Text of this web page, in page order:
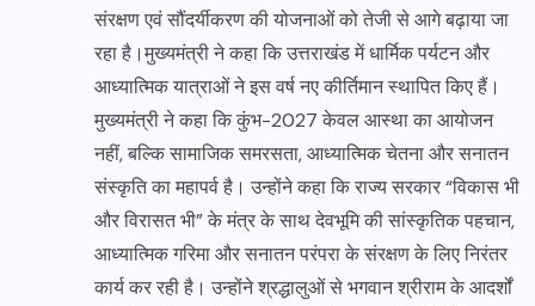
संरक्षण एवं सौंदर्यीकरण की योजनाओं को तेजी से आगे बढ़ाया जा
रहा है।मुख्यमंत्री ने कहा कि उत्तराखंड में धार्मिक पर्यटन और
आध्यात्मिक यात्राओं ने इस वर्ष नए कीर्तिमान स्थापित किए हैं।
मुख्यमंत्री ने कहा कि कुंभ-2027 केवल आस्था का आयोजन
नहीं, बल्कि सामाजिक समरसता, आध्यात्मिक चेतना और सनातन
संस्कृति का महापर्व है। उन्होंने कहा कि राज्य सरकार “विकास भी
और विरासत भी” के मंत्र के साथ देवभूमि की सांस्कृतिक पहचान,
आध्यात्मिक गरिमा और सनातन परंपरा के संरक्षण के लिए निरंतर
कार्य कर रही है। उन्होंने श्रद्धालुओं से भगवान श्रीराम के आदर्शों